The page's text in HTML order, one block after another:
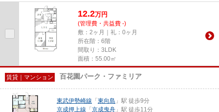
スが揃っているので便利です。地...
12.2万円
(管理費・共益費 -)
敷：2ヶ月｜礼：0ヶ月
所在階：6階
間取り：3LDK
面積：55.00㎡
賃貸｜マンション 百花園パーク・ファミリア
東武伊勢崎線 「 東向島 」駅 徒歩9分
京成押上線 「 京成曳舟 」駅 徒歩11分